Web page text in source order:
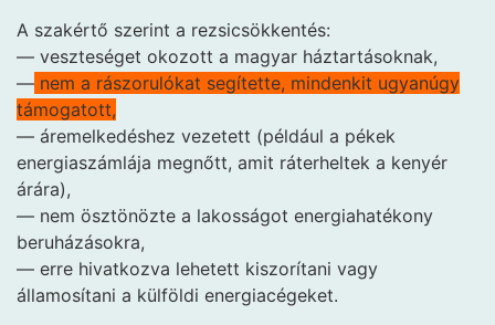
A szakértő szerint a rezsicsökkentés:
— veszteséget okozott a magyar háztartásoknak,
— nem a rászorulókat segítette, mindenkit ugyanúgy
támogatott,
— áremelkedéshez vezetett (például a pékek
energiaszámlája megnőtt, amit ráterheltek a kenyér
árára),
— nem ösztönözte a lakosságot energiahatékony
beruházásokra,
— erre hivatkozva lehetett kiszorítani vagy
államosítani a külföldi energiacégeket.